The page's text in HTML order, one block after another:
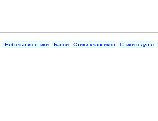
Небольшие стихи Басни Стихи классиков Стихи о душе